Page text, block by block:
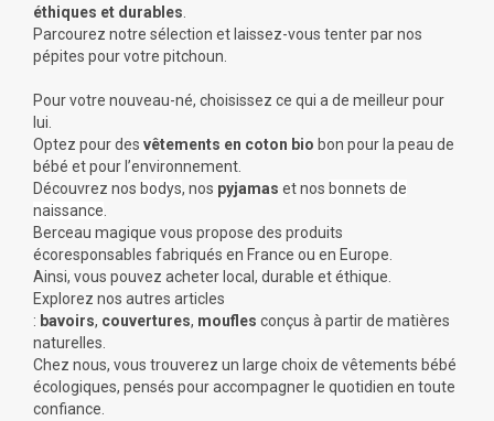
éthiques et durables.
Parcourez notre sélection et laissez-vous tenter par nos
pépites pour votre pitchoun.
Pour votre nouveau-né, choisissez ce qui a de meilleur pour
lui.
Optez pour des vêtements en coton bio bon pour la peau de
bébé et pour l’environnement.
Découvrez nos bodys, nos pyjamas et nos bonnets de
naissance.
Berceau magique vous propose des produits
écoresponsables fabriqués en France ou en Europe.
Ainsi, vous pouvez acheter local, durable et éthique.
Explorez nos autres articles
: bavoirs, couvertures, moufles conçus à partir de matières
naturelles.
Chez nous, vous trouverez un large choix de vêtements bébé
écologiques, pensés pour accompagner le quotidien en toute
confiance.